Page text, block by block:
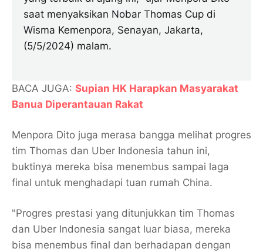
saat menyaksikan Nobar Thomas Cup di
Wisma Kemenpora, Senayan, Jakarta,
(5/5/2024) malam.
BACA JUGA: Supian HK Harapkan Masyarakat
Banua Diperantauan Rakat
Menpora Dito juga merasa bangga melihat progres
tim Thomas dan Uber Indonesia tahun ini,
buktinya mereka bisa menembus sampai laga
final untuk menghadapi tuan rumah China.
"Progres prestasi yang ditunjukkan tim Thomas
dan Uber Indonesia sangat luar biasa, mereka
bisa menembus final dan berhadapan dengan